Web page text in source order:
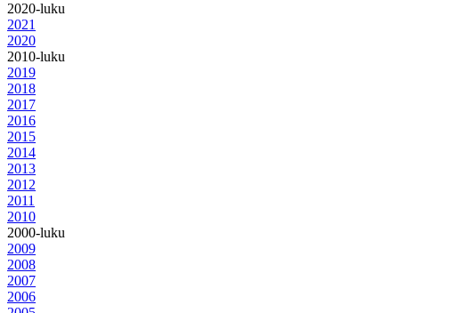
2020-luku
2021
2020
2010-luku
2019
2018
2017
2016
2015
2014
2013
2012
2011
2010
2000-luku
2009
2008
2007
2006